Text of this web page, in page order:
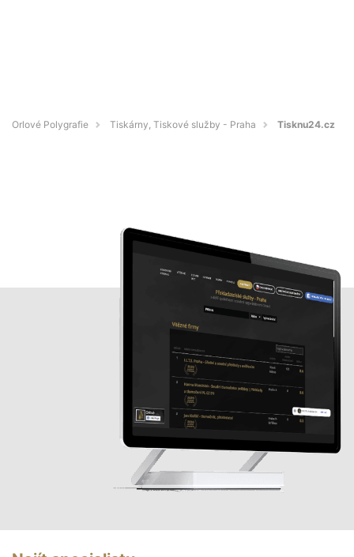
Orlové Polygrafie Tiskárny, Tiskové služby - Praha Tisknu24.cz